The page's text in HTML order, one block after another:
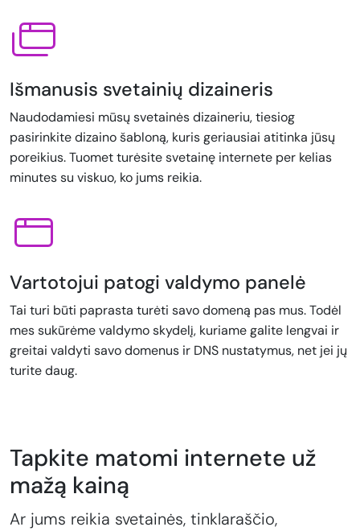
Išmanusis svetainių dizaineris
Naudodamiesi mūsų svetainės dizaineriu, tiesiog
pasirinkite dizaino šabloną, kuris geriausiai atitinka jūsų
poreikius. Tuomet turėsite svetainę internete per kelias
minutes su viskuo, ko jums reikia.
Vartotojui patogi valdymo panelė
Tai turi būti paprasta turėti savo domeną pas mus. Todėl
mes sukūrėme valdymo skydelį, kuriame galite lengvai ir
greitai valdyti savo domenus ir DNS nustatymus, net jei jų
turite daug.
Tapkite matomi internete už
mažą kainą
Ar jums reikia svetainės, tinklaraščio,